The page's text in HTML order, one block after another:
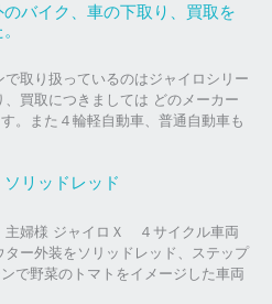
バイク、車の下取り、買取を
で取り扱っているのはジャイロシリー
、買取につきましては どのメーカー
。また４輪軽自動車、普通自動車も
リッドレッド
婦様 ジャイロＸ ４サイクル車両
ター外装をソリッドレッド、ステップ
で野菜のトマトをイメージした車両